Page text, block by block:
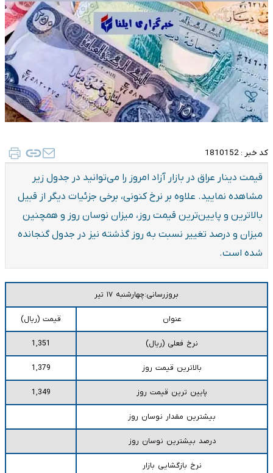
کد خبر : 1810152
قیمت دینار عراق در بازار آزاد امروز را می‌توانید در جدول زیر
مشاهده نمایید. علاوه بر نرخ کنونی، برخی جزئیات دیگر از قبیل
بالاترین و پایین‌ترین قیمت روز، میزان نوسان روز و همچنین
میزان و درصد تغییر نسبت به روز گذشته نیز در جدول گنجانده
شده است.
بروزرسانی:چهارشنبه ۱۷ تیر
عنوان قیمت (ریال)
نرخ فعلی (ریال) 1,351
بالاترین قیمت روز 1,379
پایین ترین قیمت روز 1,349
بیشترین مقدار نوسان روز
درصد بیشترین نوسان روز
نرخ بازگشایی بازار